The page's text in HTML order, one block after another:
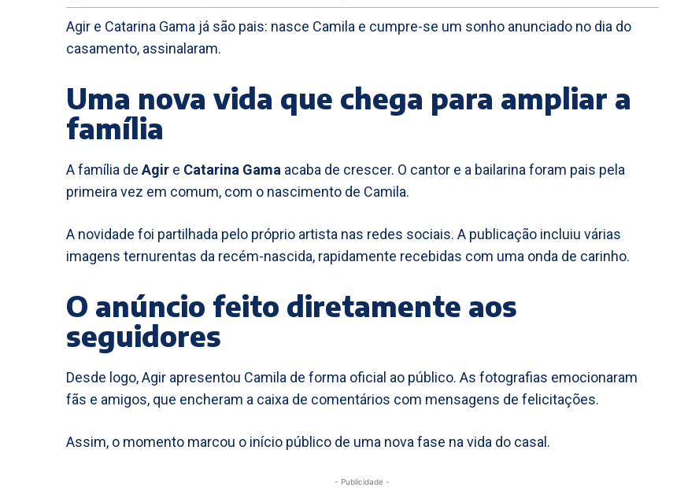
Agir e Catarina Gama já são pais: nasce Camila e cumpre-se um sonho anunciado no dia do
casamento, assinalaram.
Uma nova vida que chega para ampliar a
família
A família de Agir e Catarina Gama acaba de crescer. O cantor e a bailarina foram pais pela
primeira vez em comum, com o nascimento de Camila.
A novidade foi partilhada pelo próprio artista nas redes sociais. A publicação incluiu várias
imagens ternurentas da recém-nascida, rapidamente recebidas com uma onda de carinho.
O anúncio feito diretamente aos
seguidores
Desde logo, Agir apresentou Camila de forma oficial ao público. As fotografias emocionaram
fãs e amigos, que encheram a caixa de comentários com mensagens de felicitações.
Assim, o momento marcou o início público de uma nova fase na vida do casal.
- Publicidade -